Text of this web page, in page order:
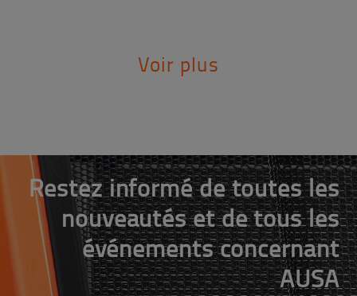
Voir plus
Restez informé de toutes les
nouveautés et de tous les
événements concernant
AUSA